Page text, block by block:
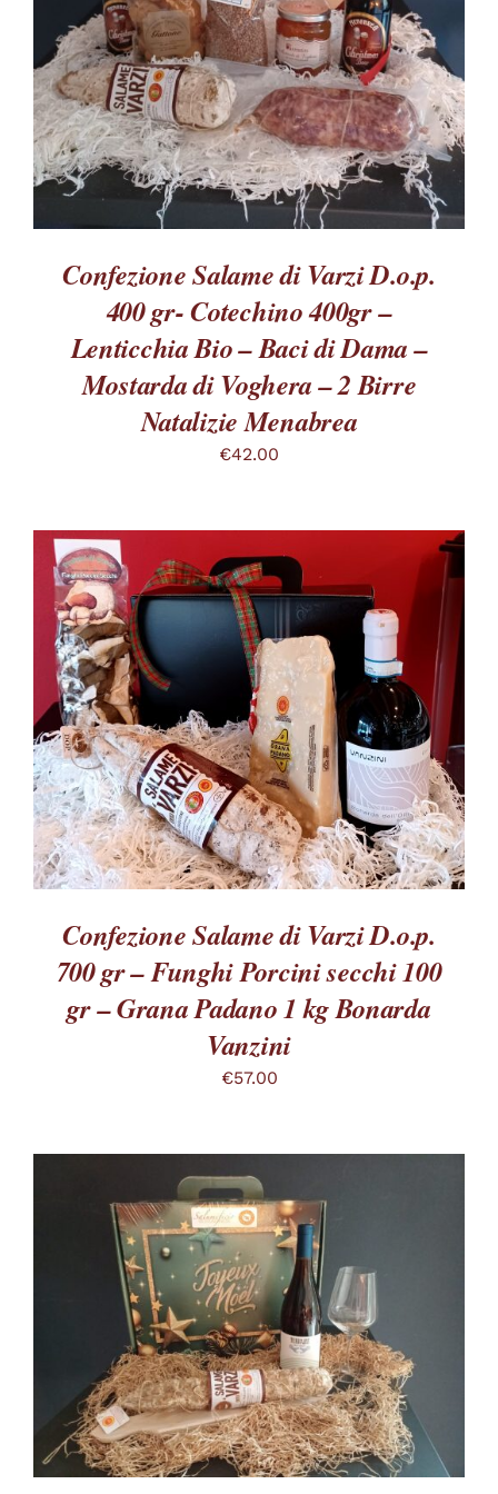
VARIANTI.
LE
OPZIONI
POSSONO
ESSERE
SCELTE
NELLA
PAGINA
DEL
PRODOTTO
Confezione Salame di Varzi D.o.p.
400 gr- Cotechino 400gr –
Lenticchia Bio – Baci di Dama –
Mostarda di Voghera – 2 Birre
Natalizie Menabrea
€42.00
SCEGLI QUESTO
PRODOTTO
HA
PIÙ
VARIANTI.
LE
OPZIONI
POSSONO
ESSERE
SCELTE
PAGINA
PRODOTTO
/
DETTAGLI
Confezione Salame di Varzi D.o.p.
700 gr – Funghi Porcini secchi 100
gr – Grana Padano 1 kg Bonarda
Vanzini
€57.00
SCEGLI QUESTO
PRODOTTO
HA
PIÙ
VARIANTI.
LE
OPZIONI
POSSONO
ESSERE
/
DETTAGLI